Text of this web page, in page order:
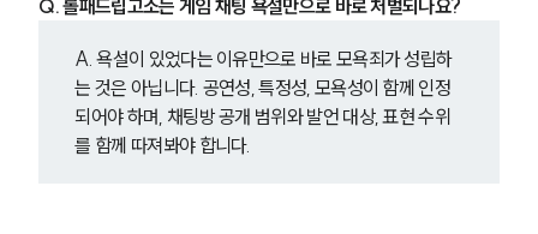
Q. 롤패드립고소는 게임 채팅 욕설만으로 바로 처벌되나요?
A. 욕설이 있었다는 이유만으로 바로 모욕죄가 성립하
는 것은 아닙니다. 공연성, 특정성, 모욕성이 함께 인정
되어야 하며, 채팅방 공개 범위와 발언 대상, 표현 수위
를 함께 따져봐야 합니다.